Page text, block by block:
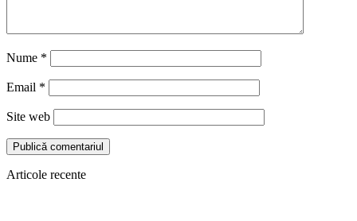
Nume *
Email *
Site web
Articole recente